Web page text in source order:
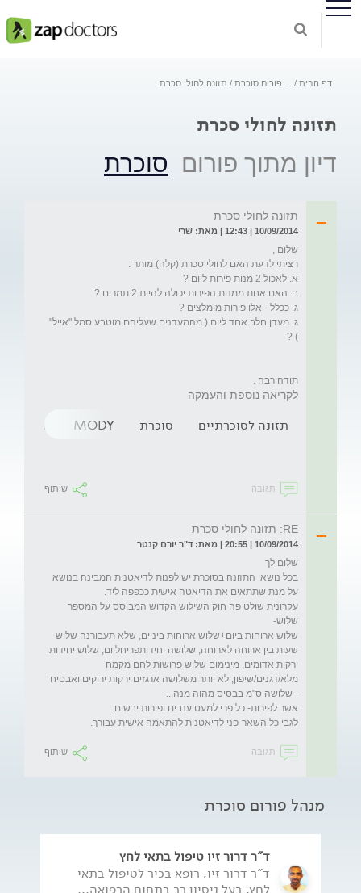
דף הבית פורום סוכרת תזונה לחולי סכרת
תזונה לחולי סכרת
דיון מתוך פורום סוכרת
תזונה לחולי סכרת
10/09/2014 | 12:43 | מאת: שרי
ג. מעדן חלב אחד ליום ( מהמעדנים שעליהם מוטבע סמל "אייל"
תודה רבה .
לקריאה נוספת והעמקה
תזונה לסוכרתיים סוכרת MODY דיאטה
תגובה שיתוף
RE: תזונה לחולי סכרת
10/09/2014 | 20:55 | מאת: ד"ר יורם קנטר
בכל נושאי התזונה בסוכרת יש לפנות לדיאטנית המבינה בנושא
עקרונית שולט פה חוק השילוש הקדוש המבוסס על המספר
שלוש ארוחות ביום+שלוש ארוחות ביניים, שלא תעבורנה שלוש
שעות בין ארוחה לארוחה, שלושה יחידותפריחליום, שלוש יחידות
ירקות אדומים, מינימום שלוש פרושות לחם מקמח
מלא/דגנים/שיפון, לא יותר משלושה ארגזים ירקות ירוקים ואבטיח
לגבי כל השאר-פני לדיאטנית להתאמה אישית עבורך.
תגובה שיתוף
מנהל פורום סוכרת
ד"ר דרור זיו טיפול בתאי לחץ
ד"ר דרור זיו, רופא בכיר לטיפול בתאי
לחץ, בעל ניסיון רב בתחום הרפואה...